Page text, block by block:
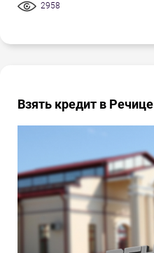
2958
Взять кредит в Речице